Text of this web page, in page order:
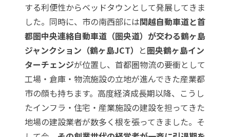
する利便性からベッドタウンとして発展してきま
した。同時に、市の南西部には関越自動車道と首
都圏中央連絡自動車道（圏央道）が交わる鶴ヶ島
ジャンクション（鶴ヶ島JCT） と圏央鶴ヶ島イン
ターチェンジが位置し、首都圏物流の要衝として
工場・倉庫・物流施設の立地が進んできた産業都
市の顔も持ちます。高度経済成長期以降、こうし
たインフラ・住宅・産業施設の建設を担ってきた
地場の建設業者が数多く根を張ってきました。そ